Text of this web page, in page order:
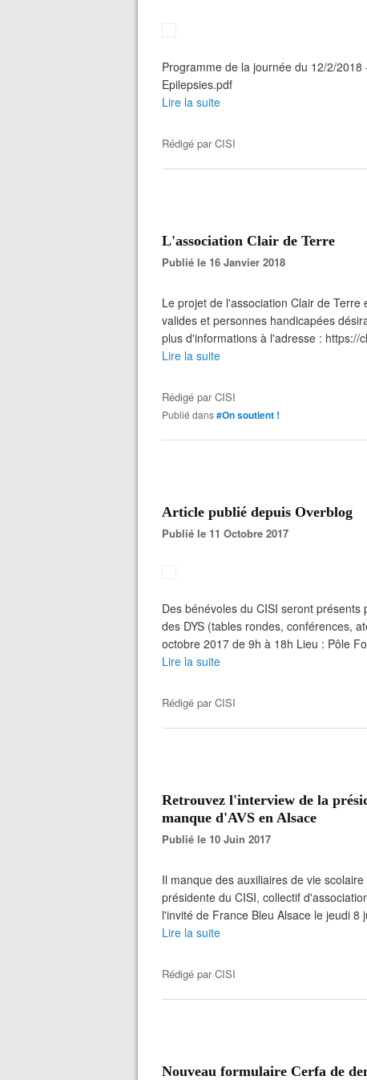
Programme de la journée du 12/2/
Epilepsies.pdf
Lire la suite
Rédigé parCISI
L'association Clair de Terre
Publié le 16 Janvier 2018
Le projet de l'association Clair de
valides et personnes handicapées
plus d'informations à l'adresse : https://
Lire la suite
Rédigé parCISI
Publié dans#On soutient !
Article publié depuis Overblog
Publié le 11 Octobre 2017
Des bénévoles du CISI seront
des DYS (tables rondes, conférences,
octobre 2017 de 9h à 18h Lieu : Pôle
Lire la suite
Rédigé parCISI
Retrouvez l'interview de la
manque d'AVS en Alsace
Publié le 10 Juin 2017
Il manque des auxiliaires de vie
présidente du CISI, collectif
l'invité de France Bleu Alsace le jeudi 8
Lire la suite
Rédigé parCISI
Nouveau formulaire Cerfa de